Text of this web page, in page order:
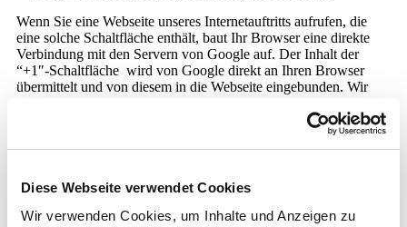
Diese Webseite verwendet Cookies
Wir verwenden Cookies, um Inhalte und Anzeigen zu
Wenn Sie eine Webseite unseres Internetauftritts aufrufen, die
eine solche Schaltfläche enthält, baut Ihr Browser eine direkte
Verbindung mit den Servern von Google auf. Der Inhalt der
“+1″-Schaltfläche wird von Google direkt an Ihren Browser
übermittelt und von diesem in die Webseite eingebunden. Wir
Google mit der Schaltfläche erhebt. Laut Google werden ohne
einen Klick auf die Schaltfälche keine personenbezogenen Daten
erhoben. Nur bei eingeloggten Mitgliedern, werden solche
Verarbeitung und Nutzung der Daten durch Google sowie Ihre